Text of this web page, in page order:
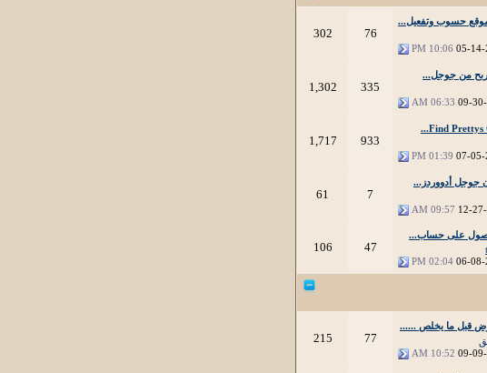
حسوب وتفعيل...
05-14-
10:06 PM
76
302
من جوجل...
09-
06:33 AM
335
1,302
Find Prettys
07-05-
01:39 PM
933
1,717
جوجل أدووردز...
12-
09:57 AM
7
61
على حساب...
06-08-
02:04 PM
47
106
قبل ما يخلص ......
09-
10:52 AM
77
215